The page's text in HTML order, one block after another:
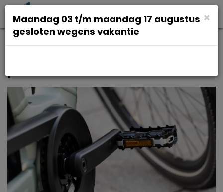
×
Maandag 03 t/m maandag 17 augustus
gesloten wegens vakantie